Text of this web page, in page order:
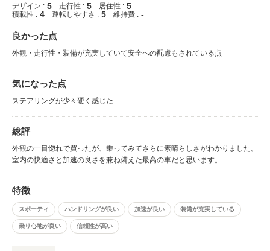
デザイン : 5 走行性 : 5 居住性 : 5
積載性 : 4 運転しやすさ : 5 維持費 : -
良かった点
外観・走行性・装備が充実していて安全への配慮もされている点
気になった点
ステアリングが少々硬く感じた
総評
外観の一目惚れで買ったが、乗ってみてさらに素晴らしさがわかりました。
室内の快適さと加速の良さを兼ね備えた最高の車だと思います。
特徴
スポーティ ハンドリングが良い 加速が良い 装備が充実している
乗り心地が良い 信頼性が高い